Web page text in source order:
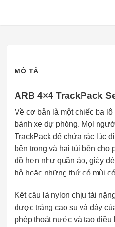
MÔ TẢ
ARB 4×4 TrackPack
Về cơ bản là một chiếc ba
bánh xe dự phòng. Mọi
TrackPack để chứa rác lúc
bên trong và hai túi bên cho
đồ hơn như quần áo, giày
hộ hoặc những thứ có mùi
Kết cấu là nylon chịu tải
được tráng cao su và đáy
phép thoát nước và tạo điều